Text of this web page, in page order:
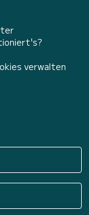
verwalten